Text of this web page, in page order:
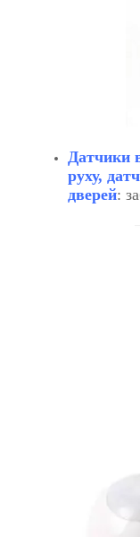
Датчики
руху,
дверей: